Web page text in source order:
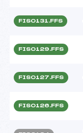
FIS0131.FFS
FIS0129.FFS
FIS0127.FFS
FIS0126.FFS